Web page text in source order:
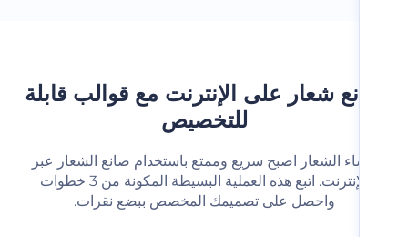
شعار على الإنترنت مع قوالب قابلة
للتخصيص
الشعار اصبح سريع وممتع باستخدام صانع الشعار عبر
الإنترنت. اتبع هذه العملية البسيطة المكونة من 3 خطوات
واحصل على تصميمك المخصص ببضع نقرات.‬